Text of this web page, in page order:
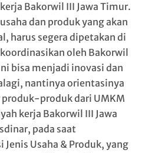
Bakorwil III Jawa Timur.
dan produk yang akan
harus segera dipetakan di
oleh Bakorwil
bisa menjadi inovasi dan
nantinya orientasinya
produk dari UMKM
kerja Bakorwil III Jawa
pada saat
Usaha & Produk, yang